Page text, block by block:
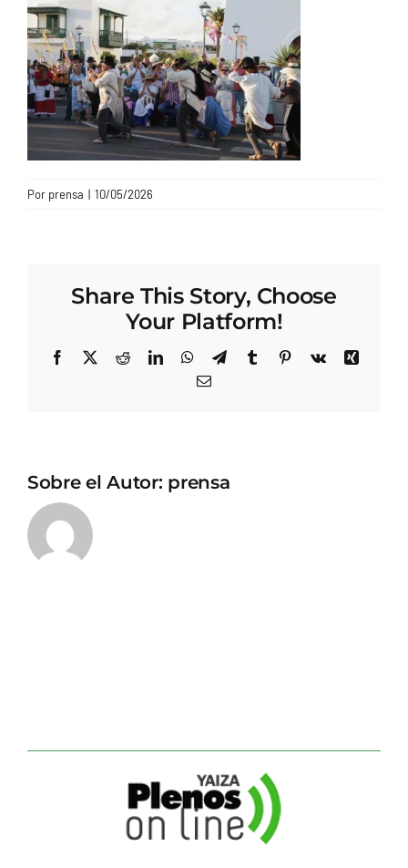
CONTACTO
Por prensa | 10/05/2026
Share This Story, Choose
Your Platform!
Facebook
X RedditLinkedInWhatsApp
TelegramTumblrPinterest
Vk
Xing
Correo
Sobre el Autor: prensa